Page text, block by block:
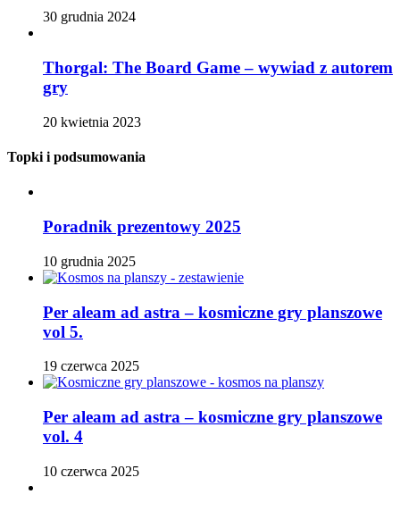
30 grudnia 2024
Thorgal: The Board Game – wywiad z autorem
gry
20 kwietnia 2023
Topki i podsumowania
Poradnik prezentowy 2025
10 grudnia 2025
Per aleam ad astra – kosmiczne gry planszowe
vol 5.
19 czerwca 2025
Per aleam ad astra – kosmiczne gry planszowe
vol. 4
10 czerwca 2025